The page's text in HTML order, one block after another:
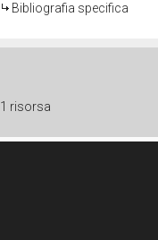
Bibliografia specifica
1 risorsa